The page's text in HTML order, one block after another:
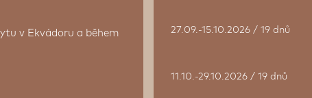
27.09.-15.10.2026 / 19 dnů
11.10.-29.10.2026 / 19 dnů
v Ekvádoru a během